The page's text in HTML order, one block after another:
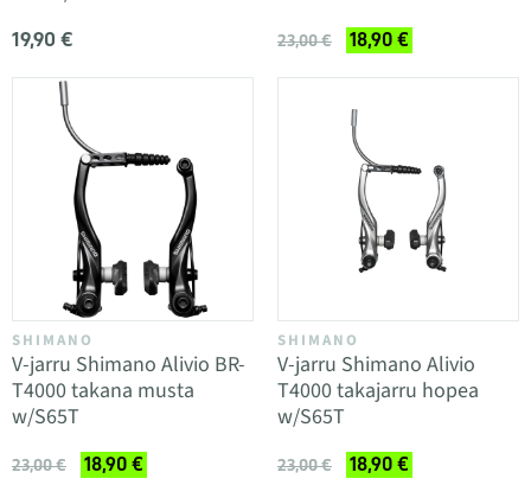
19,90 € 23,00 € 18,90 €
SHIMANO
V-jarru Shimano Alivio BR-
T4000 takana musta
w/S65T
23,00 € 18,90 €
SHIMANO
V-jarru Shimano Alivio
T4000 takajarru hopea
w/S65T
23,00 € 18,90 €